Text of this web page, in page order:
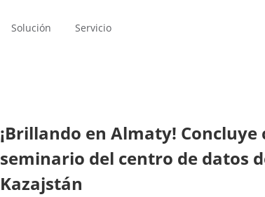
Solución Servicio
BUSCAR
Polska Kazakhstan España
¡Brillando en Almaty! Concluye
seminario del centro de datos
Kazajstán